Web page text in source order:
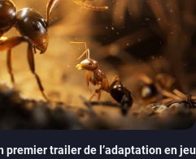
premier trailer de l’adaptation en jeu